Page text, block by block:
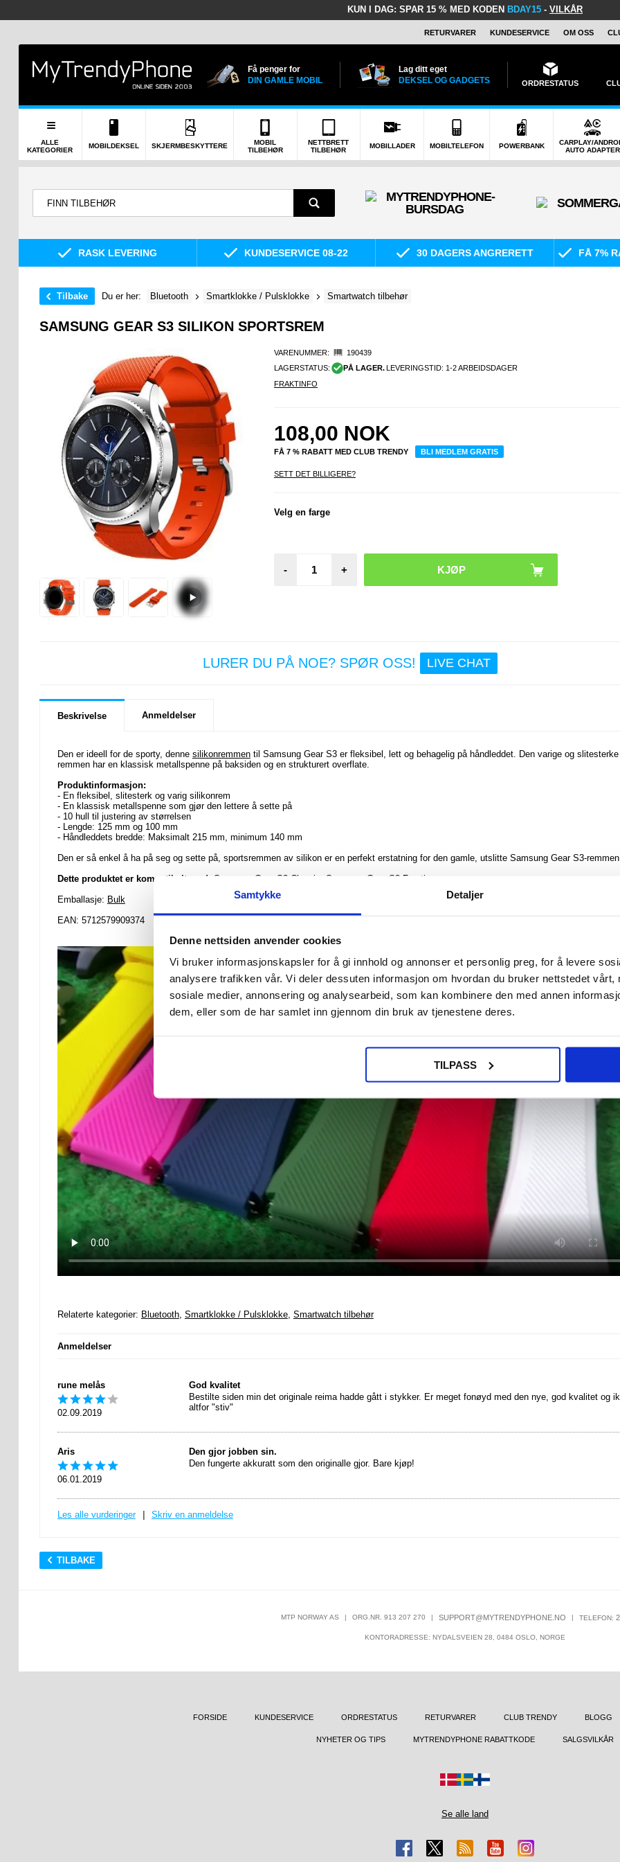
Samtykke Detaljer
Denne nettsiden anvender cookies
Vi bruker informasjonskapsler for å gi innhold og annonser et personlig preg, for å levere
analysere trafikken vår. Vi deler dessuten informasjon om hvordan du bruker nettstedet vårt,
sosiale medier, annonsering og analysearbeid, som kan kombinere den med annen
dem, eller som de har samlet inn gjennom din bruk av tjenestene deres.
TILPASS
KUN I DAG: SPAR 15 % MED KODEN BDAY15 - VILKÅR
RETURVARER KUNDESERVICE OM OSS
Få penger for
DIN GAMLE MOBIL
Lag ditt eget
DEKSEL OG GADGETS
ORDRESTATUS
ALLE
KATEGORIER
MOBILDEKSEL SKJERMBESKYTTERE
MOBIL
TILBEHØR
NETTBRETT
TILBEHØR
MOBILLADER MOBILTELEFON POWERBANK
CARPLAY/
AUTO ADAPTER
RASK LEVERING KUNDESERVICE 08-22 30 DAGERS ANGRERETT FÅ 7%
Tilbake Du er her: Bluetooth Smartklokke / Pulsklokke Smartwatch tilbehør
SAMSUNG GEAR S3 SILIKON SPORTSREM
VARENUMMER:
190439
LAGERSTATUS:
PÅ LAGER.
LEVERINGSTID: 1-2 ARBEIDSDAGER
FRAKTINFO
108,00 NOK
FÅ 7 % RABATT MED CLUB TRENDY BLI MEDLEM GRATIS
SETT DET BILLIGERE?
Velg en farge
- +
LURER DU PÅ NOE? SPØR OSS! LIVE CHAT
Beskrivelse Anmeldelser
Den er ideell for de sporty, denne silikonremmentil Samsung Gear S3 er fleksibel, lett og behagelig på håndleddet. Den varige og slitesterke
remmen har en klassisk metallspenne på baksiden og en strukturert overflate.
Produktinformasjon:
- En fleksibel, slitesterk og varig silikonrem
- En klassisk metallspenne som gjør den lettere å sette på
- 10 hull til justering av størrelsen
- Lengde: 125 mm og 100 mm
- Håndleddets bredde: Maksimalt 215 mm, minimum 140 mm
Den er så enkel å ha på seg og sette på, sportsremmen av silikon er en perfekt erstatning for den gamle, utslitte Samsung Gear S3-
Dette produktet er kompatibelt med:
Samsung Gear S3 Classic, Samsung Gear S3 Frontier
Emballasje: Bulk
EAN: 5712579909374
Relaterte kategorier: Bluetooth, Smartklokke / Pulsklokke, Smartwatch tilbehør
Anmeldelser
rune melås
02.09.2019
God kvalitet
Bestilte siden min det originale reima hadde gått i stykker. Er meget fonøyd med den nye, god kvalitet og
altfor "stiv"
Aris
06.01.2019
Den gjor jobben sin.
Den fungerte akkuratt som den originalle gjor. Bare kjøp!
Les alle vurderinger Skriv en anmeldelse
TILBAKE
MTP NORWAY AS | ORG.NR. 913 207 270 | SUPPORT@MYTRENDYPHONE.NO | TELEFON:
KONTORADRESSE: NYDALSVEIEN 28, 0484 OSLO, NORGE
FORSIDE KUNDESERVICE ORDRESTATUS RETURVARER CLUB TRENDY BLOGG
NYHETER OG TIPS MYTRENDYPHONE RABATTKODE SALGSVILKÅR
Se alle land